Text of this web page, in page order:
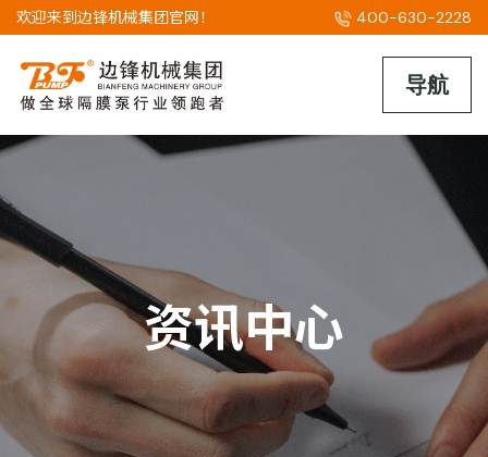
欢迎来到边锋机械集团官网！ 400-630-2228
资讯中心